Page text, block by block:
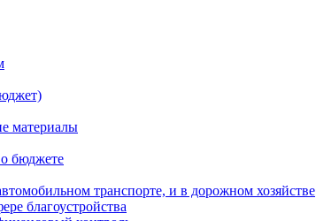
материалы
бюджете
транспорте, и в дорожном хозяйстве
благоустройства